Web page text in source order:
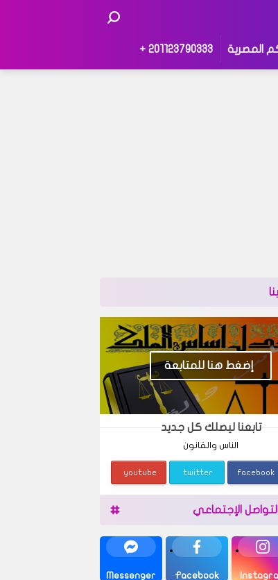
المصرية 201123790333 +
إضغط هنا للمتابعة
تابعنا ليصلك كل جديد
الناس والقانون
facebook
twitter
youtube
الإجتماعي
Facebook
Messenger